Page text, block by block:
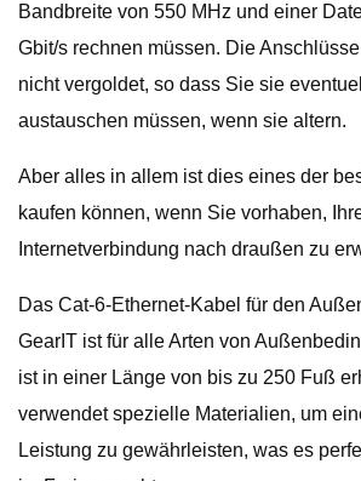
Bandbreite von 550 MHz und einer
Gbit/s rechnen müssen. Die
nicht vergoldet, so dass Sie sie
austauschen müssen, wenn sie altern.
Aber alles in allem ist dies eines der
kaufen können, wenn Sie vorhaben,
Internetverbindung nach draußen zu
Das Cat-6-Ethernet-Kabel für den
GearIT ist für alle Arten von
ist in einer Länge von bis zu 250 Fuß
verwendet spezielle Materialien, um
Leistung zu gewährleisten, was es